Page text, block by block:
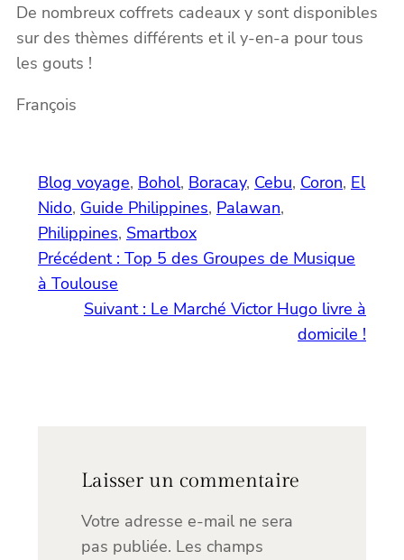
De nombreux coffrets cadeaux y sont disponibles
sur des thèmes différents et il y-en-a pour tous
les gouts !
François
Blog voyage, Bohol, Boracay, Cebu, Coron, El
Nido, Guide Philippines, Palawan
Philippines, Smartbox
Précédent : Top 5 des Groupes de Musique
à Toulouse
Suivant : Le Marché Victor Hugo livre à
domicile !
Laisser un commentaire
Votre adresse e-mail ne sera
pas publiée. Les champs